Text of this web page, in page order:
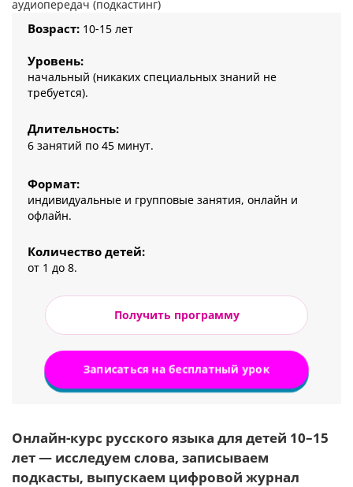
Онлайн-курс русского языка для детей 10–15
лет — исследуем слова, записываем
подкасты, выпускаем цифровой журнал
Возраст: 10-15 лет
Уровень:
начальный (никаких специальных знаний не
требуется).
Длительность:
6 занятий по 45 минут.
Формат:
индивидуальные и групповые занятия, онлайн и
офлайн.
Количество детей:
от 1 до 8.
Получить программу
Записаться на бесплатный урок